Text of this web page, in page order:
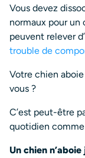
Vous devez
normaux pour
peuvent relever
trouble de
Votre chien
vous ?
C’est peut-être
quotidien
Un chien